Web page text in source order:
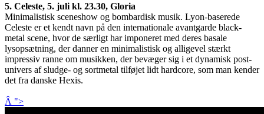
5. Celeste, 5. juli kl. 23.30, Gloria
Minimalistisk sceneshow og bombardisk musik. Lyon-baserede
Celeste er et kendt navn på den internationale avantgarde black-
metal scene, hvor de særligt har imponeret med deres basale
lysopsætning, der danner en minimalistisk og alligevel stærkt
impressiv ranne om musikken, der bevæger sig i et dynamisk post-
univers af sludge- og sortmetal tilføjet lidt hardcore, som man kender
det fra danske Hexis.
Â ">